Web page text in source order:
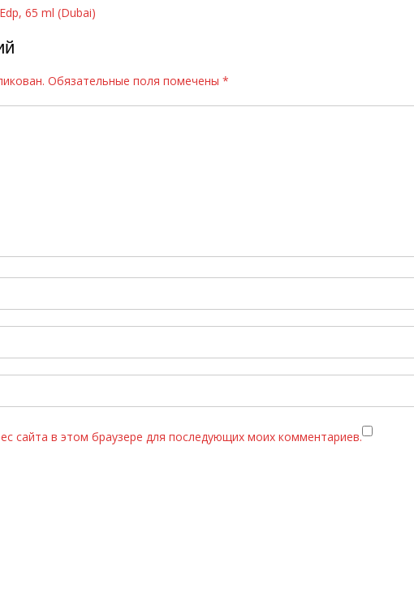
65 ml (Dubai)
Обязательные поля помечены *
сайта в этом браузере для последующих моих комментариев.